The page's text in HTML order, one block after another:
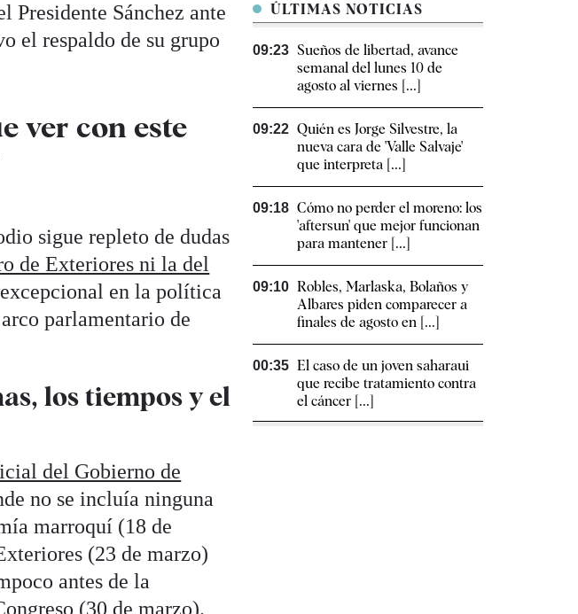
Presidente Sánchez ante
el respaldo de su grupo
ver con este
sigue repleto de dudas
de Exteriores ni la del
en la política
parlamentario de
los tiempos y el
del Gobierno de
no se incluía ninguna
marroquí (18 de
(23 de marzo)
antes de la
(30 de marzo).
ÚLTIMAS NOTICIAS
09:23 Sueños de libertad, avance
semanal del lunes 10 de
agosto al viernes [...]
09:22 Quién es Jorge Silvestre, la
nueva cara de 'Valle Salvaje'
que interpreta [...]
09:18 Cómo no perder el moreno: los
'aftersun' que mejor funcionan
para mantener [...]
09:10 Robles, Marlaska, Bolaños y
Albares piden comparecer a
finales de agosto en [...]
00:35 El caso de un joven saharaui
que recibe tratamiento contra
el cáncer [...]